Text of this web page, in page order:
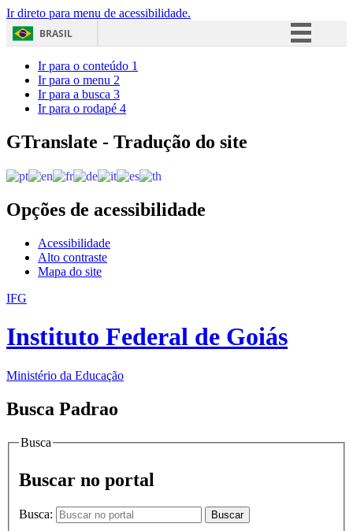
Ir direto para menu de acessibilidade.
BRASIL
Acesso à informação
Ir para o conteúdo 1
Ir para o menu 2
Ir para a busca 3
Ir para o rodapé 4
GTranslate - Tradução do site
Opções de acessibilidade
Acessibilidade
Alto contraste
Mapa do site
IFG
Instituto Federal de Goiás
Ministério da Educação
Busca Padrao
Busca
Buscar no portal
Busca: Buscar